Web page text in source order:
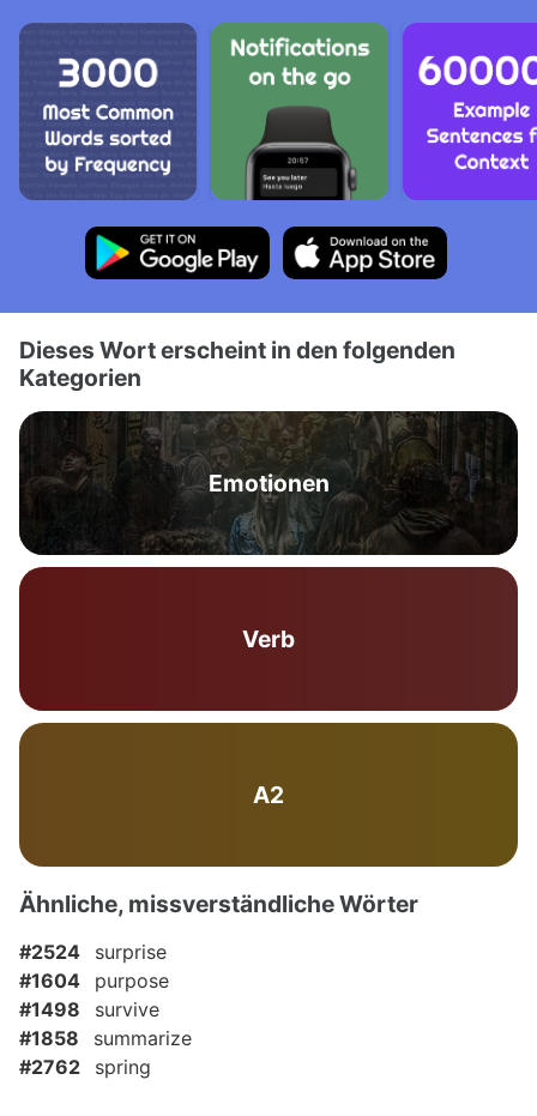
Dieses Wort erscheint in den folgenden
Kategorien
Emotionen
Verb
A2
Ähnliche, missverständliche Wörter
#2524
surprise
#1604
purpose
#1498
survive
#1858
summarize
#2762
spring